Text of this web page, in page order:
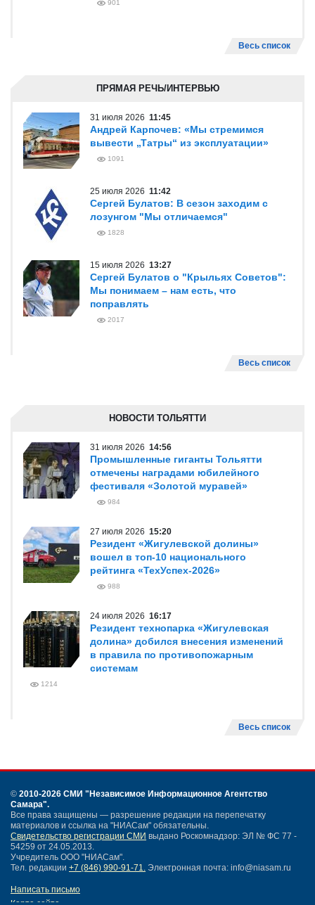
901
Весь список
ПРЯМАЯ РЕЧЬ/ИНТЕРВЬЮ
31 июля 2026 11:45
Андрей Карпочев: «Мы стремимся
вывести „Татры“ из эксплуатации»
1091
25 июля 2026 11:42
Сергей Булатов: В сезон заходим с
лозунгом "Мы отличаемся"
1828
15 июля 2026 13:27
Сергей Булатов о "Крыльях Советов":
Мы понимаем – нам есть, что
поправлять
2017
Весь список
НОВОСТИ ТОЛЬЯТТИ
31 июля 2026 14:56
Промышленные гиганты Тольятти
отмечены наградами юбилейного
фестиваля «Золотой муравей»
984
27 июля 2026 15:20
Резидент «Жигулевской долины»
вошел в топ-10 национального
рейтинга «ТехУспех-2026»
988
24 июля 2026 16:17
Резидент технопарка «Жигулевская
долина» добился внесения изменений
в правила по противопожарным
системам
1214
Весь список
© 2010-2026 СМИ "Независимое Информационное Агентство
Самара".
Все права защищены — разрешение редакции на перепечатку
материалов и ссылка на "НИАСам" обязательны.
Свидетельство регистрации СМИ выдано Роскомнадзор: ЭЛ № ФС 77 -
54259 от 24.05.2013.
Учредитель ООО "НИАСам".
Тел. редакции +7 (846) 990-91-71. Электронная почта: info@niasam.ru
Написать письмо